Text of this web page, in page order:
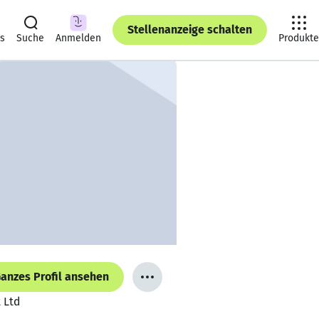
Suche Anmelden
Stellenanzeige schalten
Produkte
Profil ansehen
Ltd